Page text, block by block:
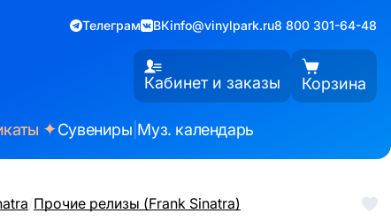
Телеграм ВКinfo@vinylpark.ru8 800 301-64-48
Кабинет и заказы Корзина
✦Сувениры Муз. календарь
/Прочие релизы (Frank Sinatra)